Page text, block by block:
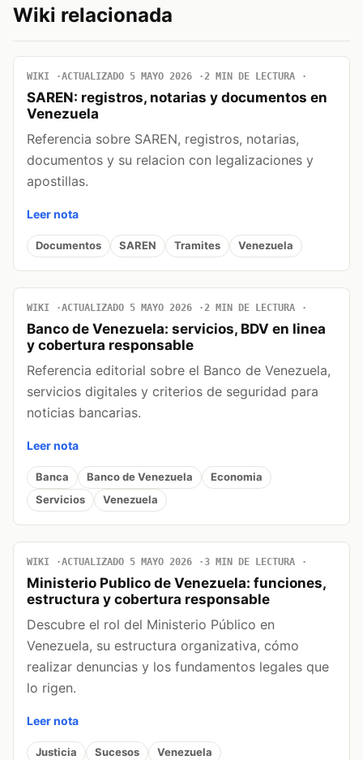
Wiki relacionada
WIKI ACTUALIZADO 5 MAYO 2026 2 MIN DE LECTURA
SAREN: registros, notarias y documentos en
Venezuela
Referencia sobre SAREN, registros, notarias,
documentos y su relacion con legalizaciones y
apostillas.
Leer nota
Documentos SAREN Tramites Venezuela
WIKI ACTUALIZADO 5 MAYO 2026 2 MIN DE LECTURA
Banco de Venezuela: servicios, BDV en linea
y cobertura responsable
Referencia editorial sobre el Banco de Venezuela,
servicios digitales y criterios de seguridad para
noticias bancarias.
Leer nota
Banca Banco de Venezuela
Economia
Servicios
Venezuela
WIKI ACTUALIZADO 5 MAYO 2026 3 MIN DE LECTURA
Ministerio Publico de Venezuela: funciones,
estructura y cobertura responsable
Descubre el rol del Ministerio Público en
Venezuela, su estructura organizativa, cómo
realizar denuncias y los fundamentos legales que
lo rigen.
Leer nota
Justicia Sucesos Venezuela